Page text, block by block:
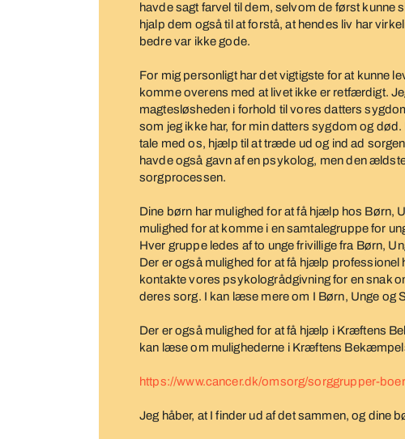
havde sagt farvel til dem, selvom de først kunne
hjalp dem også til at forstå, at hendes liv har
bedre var ikke gode.
For mig personligt har det vigtigste for at kunne
komme overens med at livet ikke er retfærdigt.
magtesløsheden i forhold til vores datters
som jeg ikke har, for min datters sygdom og
tale med os, hjælp til at træde ud og ind ad
havde også gavn af en psykolog, men den
sorgprocessen.
Dine børn har mulighed for at få hjælp hos Børn,
mulighed for at komme i en samtalegruppe for
Hver gruppe ledes af to unge frivillige fra Børn,
Der er også mulighed for at få hjælp
kontakte vores psykologrådgivning for en snak
deres sorg. I kan læse mere om I Børn, Unge og
Der er også mulighed for at få hjælp i Kræftens
kan læse om mulighederne i Kræftens
https://www.cancer.dk/omsorg/sorggrupper-
Jeg håber, at I finder ud af det sammen, og dine